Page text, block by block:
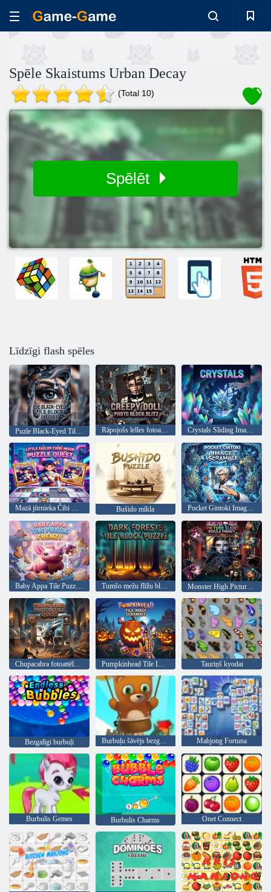
Spēle Skaistums Urban Decay
(Total 10)
Spēlēt
Līdzīgi flash spēles
Puzle Black-Eyed Tile Block Rāpojošs lelles fotoattēlu bloks Blitz Crystals Sliding Image Adventure
Mazā jūrnieka Čibi Mēness mīklas meklējumi Bušido mīkla Pocket Gintoki Image Scramble
Baby Appa Tile Puzzle Frenzy Tumšo mežu flīžu bloku mīkla Monster High Picture Slide Puzzle Frenzy
Chupacabra fotoattēlu flīžu meklējumi Pumpkinhead Tile Image Scramble Tauriņš kyodai
Bezgalīgi burbuļi Burbuļu šāvējs bezgalīgs Mahjong Fortuna
Burbulis Gemes Burbulis Charms Onet Connect